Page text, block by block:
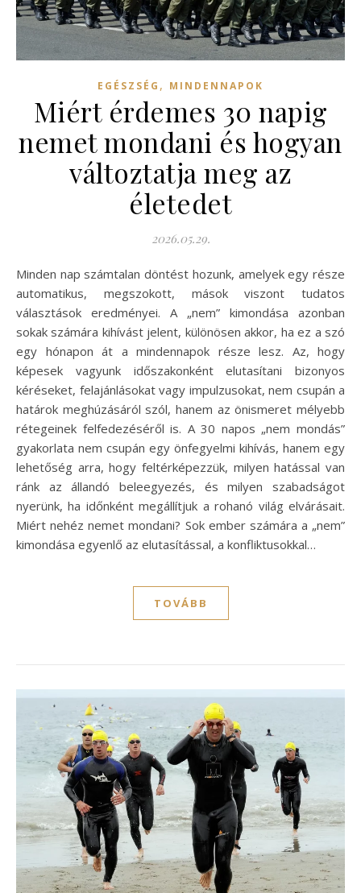
EGÉSZSÉG , MINDENNAPOK
Miért érdemes 30 napig
nemet mondani és hogyan
változtatja meg az
életedet
2026.05.29.
Minden nap számtalan döntést hozunk, amelyek egy része
automatikus, megszokott, mások viszont tudatos
választások eredményei. A „nem” kimondása azonban
sokak számára kihívást jelent, különösen akkor, ha ez a szó
egy hónapon át a mindennapok része lesz. Az, hogy
képesek vagyunk időszakonként elutasítani bizonyos
kéréseket, felajánlásokat vagy impulzusokat, nem csupán a
határok meghúzásáról szól, hanem az önismeret mélyebb
rétegeinek felfedezéséről is. A 30 napos „nem mondás”
gyakorlata nem csupán egy önfegyelmi kihívás, hanem egy
lehetőség arra, hogy feltérképezzük, milyen hatással van
ránk az állandó beleegyezés, és milyen szabadságot
nyerünk, ha időnként megállítjuk a rohanó világ elvárásait.
Miért nehéz nemet mondani? Sok ember számára a „nem”
kimondása egyenlő az elutasítással, a konfliktusokkal…
TOVÁBB